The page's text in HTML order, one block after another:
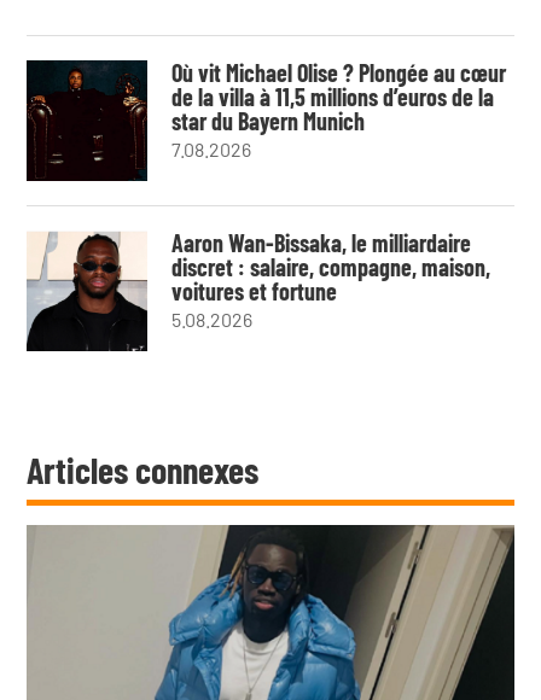
Où vit Michael Olise ? Plongée au cœur
de la villa à 11,5 millions d’euros de la
star du Bayern Munich
7.08.2026
Aaron Wan-Bissaka, le milliardaire
discret : salaire, compagne, maison,
voitures et fortune
5.08.2026
Articles connexes